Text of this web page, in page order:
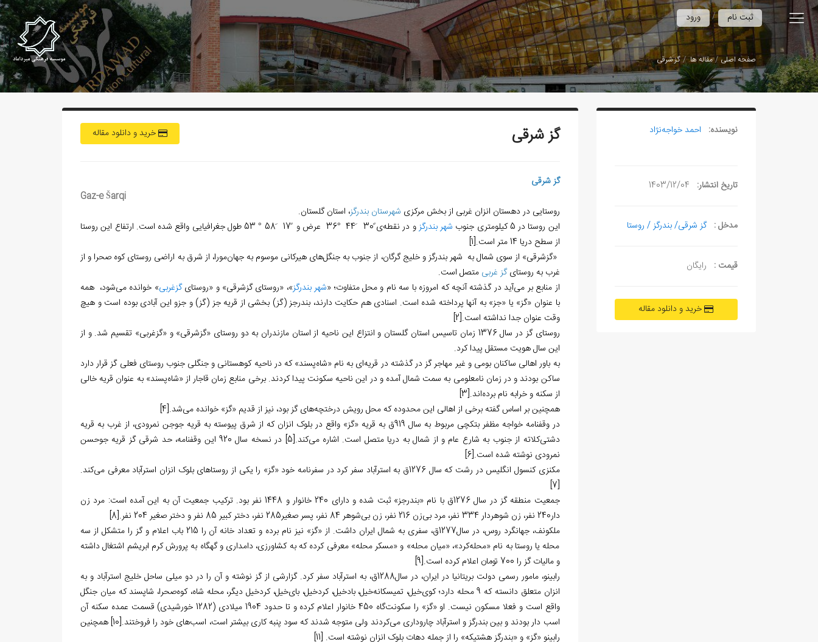
ورود / ثبت نام
صفحه اصلی مقاله ها گز شرقی
نویسنده: احمد خواجه‌نژاد
تاریخ انتشار: 1403/12/04
مدخل : گز شرقی/ بندرگز / روستا
قیمت : رایگان
خرید و دانلود مقاله
خرید و دانلود مقاله گز شرقی
گز شرقی
Gaz-e Šarqi
روستایی در دهستان انزان غربی از بخش مرکزی شهرستان بندرگز، استان گلستان.
این روستا در 5 کیلومتری جنوب
شهر بندرگزو در نقطه‌ی ً30 َ44 °
36 عرض و ً17 َ58 °
53 طول جغرافیایی واقع شده‌ است. ارتفاع این روستا
از سطح دریا 14 متر است.
[1]
‏ «گزشرقی» از سوی شمال به شهر بندرگز و خلیج گرگان، از جنوب به جنگل‏‌های هیرکانی موسوم به جهان‏‌مورا، از شرق به اراضی روستای کوه صحرا و از
غرب به روستایگز غربی متصل است.
از منابع بر می‌‏آید در گذشته آنچه که امروزه با سه نام و محل متفاوت؛ «شهر بندرگز»، «روستای گزشرقی» و «روستایگزغربی» خوانده می‏‌شود، همه
با عنوان «گز» یا «جز» به آنها پرداخته شده است. اسنادی هم حکایت دارند، بندرجز (گز) بخشی از قریه جز (گز) و جزو این آبادی بوده است و هیچ
وقت عنوان جدا نداشته است.[2]
روستای گز در سال 1376 زمان تاسیس استان گلستان و انتزاع این ناحیه از استان مازندران به دو روستای «گزشرقی» و «گزغربی» تقسیم شد. و از
این سال هویت مستقل پیدا کرد.
به باور اهالی ساکنان بومی و غیر مهاجر گز در گذشته در قریه‌‏ای به نام «شاه‌‏پسند» که در ناحیه کوهستانی و جنگلی جنوب روستای فعلی گز قرار دارد
ساکن بودند و در زمان نامعلومی به سمت شمال آمده و در این ناحیه سکونت پیدا کردند. برخی منابع زمان قاجار از «شاه‌‏پسند» به عنوان قریه خالی
از سکنه و خرابه نام برده‏‌اند.[3]
همچنین بر اساس گفته برخی از اهالی این محدوده که محل رویش درختچه‏‌های گز بود، نیز از قدیم «گز» خوانده می‌‏شد.[4]
در وقفنامه خواجه مظفر بتکچی مربوط به سال 919ق به قریه «گز» واقع در بلوک انزان که از شرق پیوسته به قریه جوجن نمرودی، از غرب به قریه
دشتی‏‌کلاته از جنوب به شارع عام و از شمال به دریا متصل است. اشاره می‏‌کند.[5]
در نسخه سال 920 این وقفنامه، حد شرقی گز قریه جوحسن
نمرودی نوشته شده است.[6]
مکنزی کنسول انگلیس در رشت که سال 1276ق به استرآباد سفر کرد در سفرنامه خود «گز» را یکی از روستاهای بلوک انزان استرآباد معرفی می‏‌کند.
[7]
جمعیت منطقه گز در سال 1276ق با نام «بندرجز» ثبت شده و دارای 240 خانوار و 1448 نفر بود. ترکیب جمعیت آن به این آمده است: مرد زن
دار240 نفر، زن شوهردار 334 نفر، مرد بی‌زن 216 نفر، زن بی‌شوهر 84 نفر، پسر صغیر285 نفر، دختر کبیر 85 نفر و دختر صغیر 204 نفر.
[8]
ملکونف، جهانگرد روس، در سال1277ق، سفری به شمال ایران داشت. از «گز» نیز نام برده و تعداد خانه آن را 215 باب اعلام و گز را متشکل از سه
محله یا روستا به نام «محله‏‌کرد»، «میان محله» و «مسکر محله» معرفی کرده که به کشاورزی، دامداری و گهگاه به پرورش کرم ابریشم اشتغال داشته
و مالیات گز را 700 تومان اعلام کرده است.
[9]
رابینو، مامور رسمی دولت بریتانیا در ایران، در سال1288ق، به استرآباد سفر کرد. گزارشی از گز نوشته و آن را در دو میلی ساحل خلیج استرآباد و به
انزان متعلق دانسته که 9 محله دارد؛ کوی‌‏خیل، تمیسکانه‏‌خیل، بادخیل، کردخیل، بای‏‌خیل، کردخیل دیگر، محله شاه، کوه‏‌صحرا، شاپسند که میان جنگل
واقع است و فعلا مسکون نیست. او «گز» را سکونت‏‌گاه 450 خانوار اعلام کرده و تا حدود 1904 میلادی (1282 خورشیدی) قسمت عمده سکنه آن
اسب دار بودند و بین بندرگز و استرآباد چاروداری می‏‌کردند ولی متوجه شدند که سود پنبه کاری بیشتر است، اسب‏‌های خود را فروختند.[10] همچنین
رابینو «گز» و «بندرگز هشتیکه» را از جمله دهات بلوک انزان نوشته است. [11]